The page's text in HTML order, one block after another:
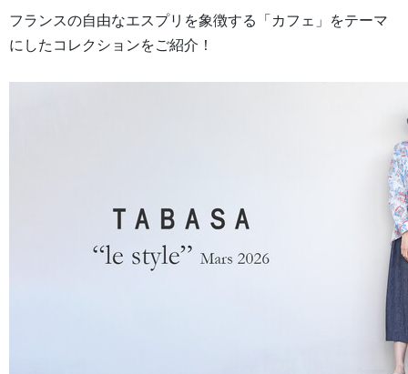
フランスの自由なエスプリを象徴する「カフェ」をテーマ
にしたコレクションをご紹介！